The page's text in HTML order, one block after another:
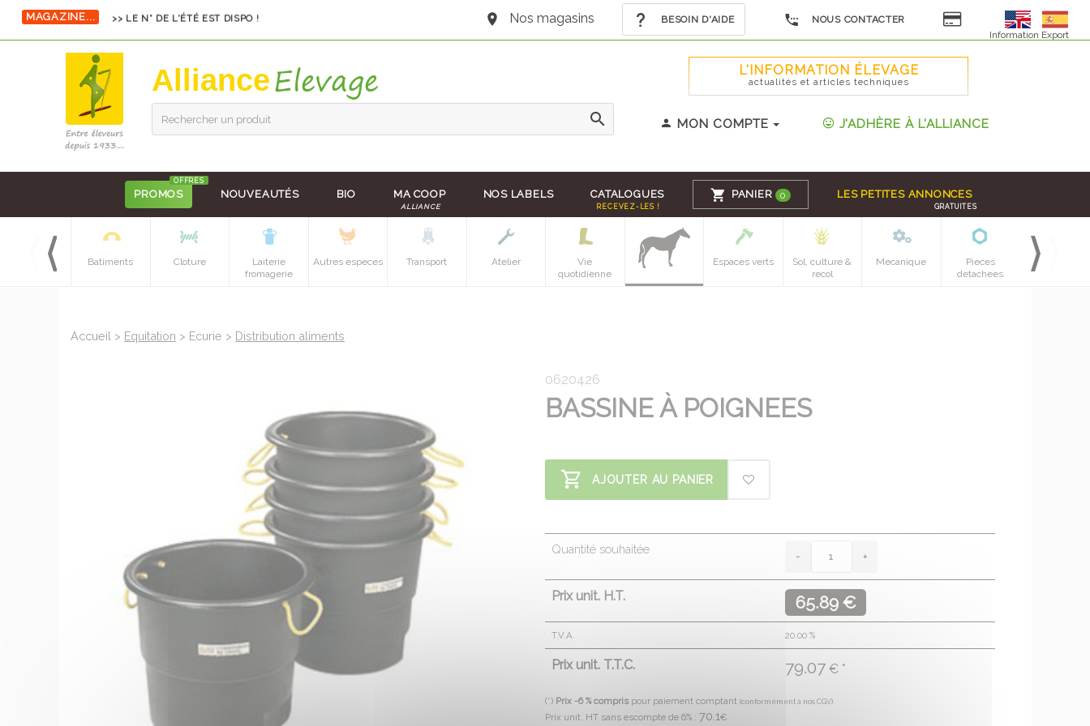
MAGAZINE... >> LE N° DE L'ÉTÉ EST DISPO ! Nos magasins BESOIN D'AIDE
NOUS CONTACTER
Information Export
Alliance
Rechercher un produit
L'INFORMATION ÉLEVAGE
actualités et articles techniques
MON COMPTE J'ADHÈRE À L'ALLIANCE
PROMOS
OFFRES
NOUVEAUTÉS BIO MA COOP
ALLIANCE
NOS LABELS CATALOGUES
RECEVEZ-LES !
PANIER 0 LES PETITES ANNONCES
GRATUITES
Equipements
Batiments Cloture
Laiterie
fromagerie
Autres especes Transport Atelier
Vie
quotidienne
Espaces verts
Sol, culture &
recol
Mecanique
Pieces
detachees
Accueil > Equitation > Ecurie > Distribution aliments
0620426
BASSINE À POIGNEES
AJOUTER AU PANIER
Quantité souhaitée
Prix unit. H.T. 65.89 €
T.V.A. 20.00 %
Prix unit. T.T.C. 79.07 € *
(*) Prix -6 % compris pour paiement comptant (conformément à nos CGV)
Prix unit. HT sans escompte de 6% : 70.1€